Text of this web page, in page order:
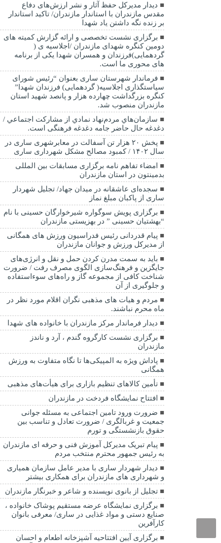
دیدار مدیرکل حفظ آثار و نشر ارزش‌های دفاع
مقدس مازندران با استاندار مازندران/ تاکید استاندار
بر زنده نگه داشتن یاد شهدا
برگزاری نشست تخصصی و ارائه گزارش کمیته های
دومین کنگره شهدای مازندران /اجلاسیه ی (
گردهمایی)فرزندان و همسران شهدا یکی از برنامه
های محوری ما است.
فرماندار شهرستان ساری بعنوان “رئیس شورای
سیاستگذاری اجلاسیه( گردهمایی) فرزندان شهدا”
کنگره بزرگداشت چهارده هزار و پانصد شهید استان
مازندران منصوب شد.
سازمان‌هاي مردم‌نهاد نمادي از مشاركت اجتماعي /
دغدغه حال حاضر جامه دغدغه فرهنگی است.
پخش ۲۰ هزار تن آسفالت در معابرشهری ساری در
سال ۱۴۰۲ / کمبود مصالح مشکل شهرداری ساری
امضاء تفاهم نامه برگزاری مسابقات بین المللی
بدمینتون در استان مازندران
سجده‌ای عاشقانه در میدان جهاد/ تجلیل شهردار
ساری از پاکبان مبلغ نماز
برگزاری پویش سوگواره شیرخوارگان حسینی با نام
“بهشتیان حسینی ” در بهزیستی مازندران
پیام قدردانی رئیس فدراسیون ورزش های همگانی
از مدیرکل ورزش و جوانان مازندران
باید به سمت مدرن کردن حمل و نقل و انرژی‌های
جایگزین و فرهنگ‌سازی الگوی مصرف رفت / ضرورت
شناخت کافی از مجموعه گاز و راه‌های سوءاستفاده
و جلوگیری از آن
مردم و هیات های مذهبی نگران اقلام مورد نظر در
ماه محرم نباشند.
دیدار فرماندار مرکز مازندران با خانواده های شهدا
برگزاری نشست کارگروه گندم ، آرد و ناندز
مازندران
پاداش ویژه به المپیکی‌ها تا نگاه متفاوت به ورزش
همگانی
تأمین کالاهای تنظیم بازاری برای هیأت‌های مذهبی
افتتاح نمایشگاه فردخت در مازندران
ضرورت ورود تامین اجتماعی به مسئله جوانی
جمعیت و غربالگری / ضرورت تعادل و تناسب بین
حقوق بازنشستگی و تورم
پیام تبریک مدیرکل آموزش فنی و حرفه ای مازندران
به رئیس جمهور محترم منتخب مردم
دیدار شهردار ساری با مدیر عامل سازمان همیاری
و شهرداری های مازندران برای همکاری بیشتر
تجلیل از بانوی نویسنده و شاعر و خبرنگار مازندران
برگزاری نمایشگاه عرضه مستقیم پوشاک خانواده ،
صنایع دستی و مواد غذایی در ساری/ معرفی بانوان
کارآفرین
برگزاری آیین افتتاحیه آشپزخانه اطعام و احسان